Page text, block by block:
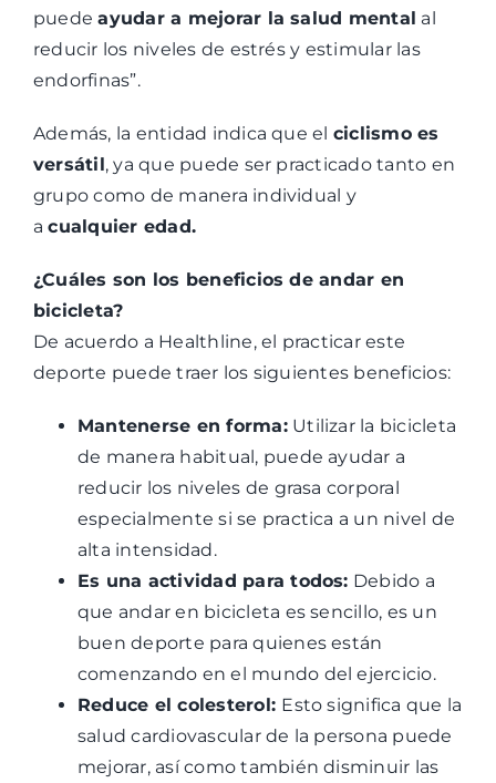
puedeayudar a mejorar la salud mental al
reducir los niveles de estrés y estimular las
endorfinas”.
Además, la entidad indica que el ciclismo es
versátil, ya que puede ser practicado tanto en
grupo como de manera individual y
acualquier edad.
¿Cuáles son los beneficios de andar en
bicicleta?
De acuerdo a Healthline, el practicar este
deporte puede traer los siguientes beneficios:
Mantenerse en forma:Utilizar la bicicleta
de manera habitual, puede ayudar a
reducir los niveles de grasa corporal
especialmente si se practica a un nivel de
alta intensidad.
Es una actividad para todos: Debido a
que andar en bicicleta es sencillo, es un
buen deporte para quienes están
comenzando en el mundo del ejercicio.
Reduce el colesterol: Esto significa que la
salud cardiovascular de la persona puede
mejorar, así como también disminuir las